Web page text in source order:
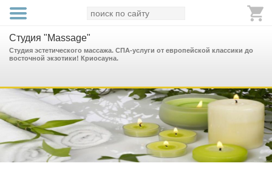
Студия "Massage"
Студия эстетического массажа. СПА-услуги от европейской классики до
восточной экзотики! Криосауна.